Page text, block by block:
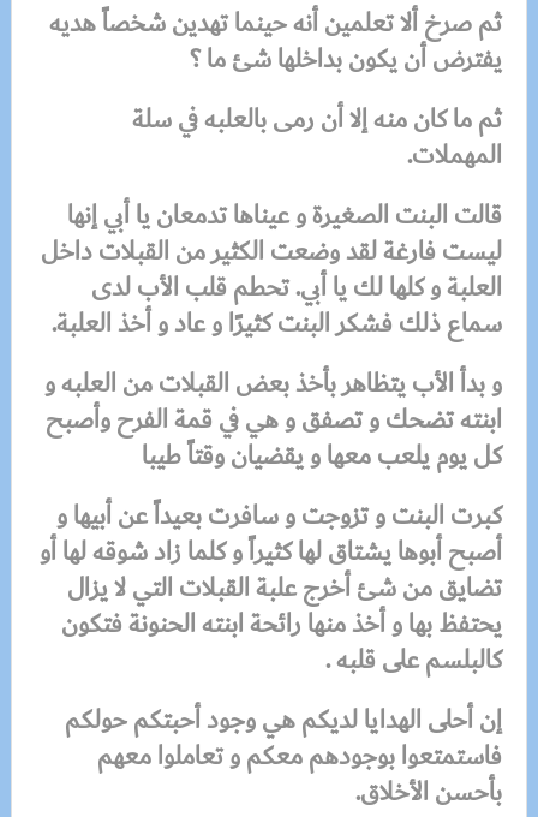
ثم صرخ ألا تعلمين أنه حينما تهدين شخصاً هديه
يفترض أن يكون بداخلها شئ ما ؟
ثم ما كان منه إلا أن رمى بالعلبه في سلة
المهملات.
قالت البنت الصغيرة و عيناها تدمعان يا أبي إنها
ليست فارغة لقد وضعت الكثير من القبلات داخل
العلبة و كلها لك يا أبي. تحطم قلب الأب لدى
سماع ذلك فشكر البنت كثيرًا و عاد و أخذ العلبة.
و بدأ الأب يتظاهر بأخذ بعض القبلات من العلبه و
ابنته تضحك و تصفق و هي في قمة الفرح وأصبح
كل يوم يلعب معها و يقضيان وقتاً طيبا
كبرت البنت و تزوجت و سافرت بعيداً عن أبيها و
أصبح أبوها يشتاق لها كثيراً و كلما زاد شوقه لها أو
تضايق من شئ أخرج علبة القبلات التي لا يزال
يحتفظ بها و أخذ منها رائحة ابنته الحنونة فتكون
كالبلسم على قلبه .
إن أحلى الهدايا لديكم هي وجود أحبتكم حولكم
فاستمتعوا بوجودهم معكم و تعاملوا معهم
بأحسن الأخلاق.